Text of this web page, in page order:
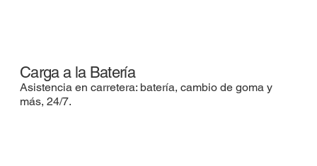
Carga a la Batería
Asistencia en carretera: batería, cambio de goma y
más, 24/7.